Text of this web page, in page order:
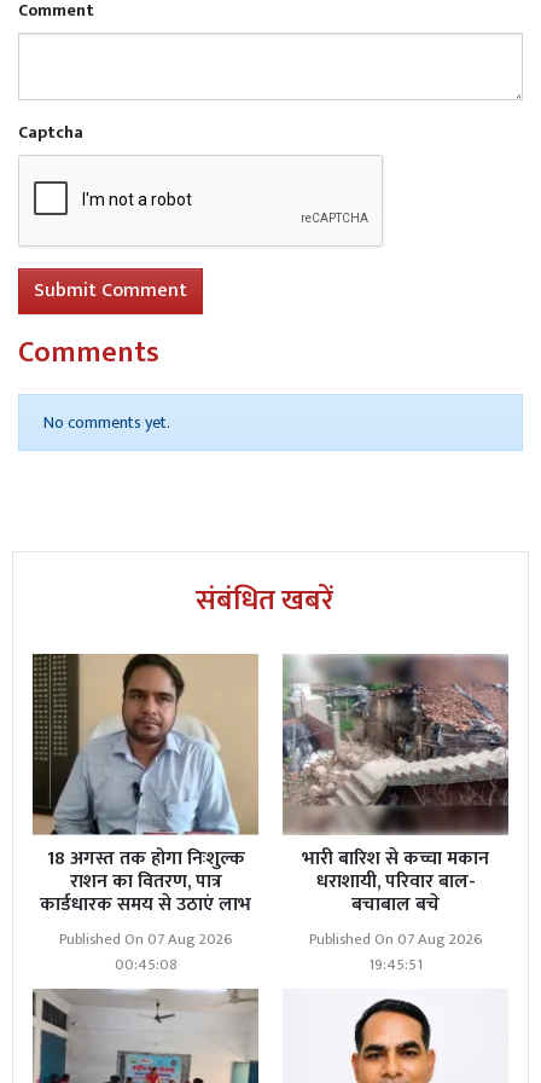
Comment
Captcha
Submit Comment
Comments
No comments yet.
संबंधित खबरें
18 अगस्त तक होगा निःशुल्क
राशन का वितरण, पात्र
कार्डधारक समय से उठाएं लाभ
Published On 07 Aug 2026
00:45:08
भारी बारिश से कच्चा मकान
धराशायी, परिवार बाल-
बचाबाल बचे
Published On 07 Aug 2026
19:45:51